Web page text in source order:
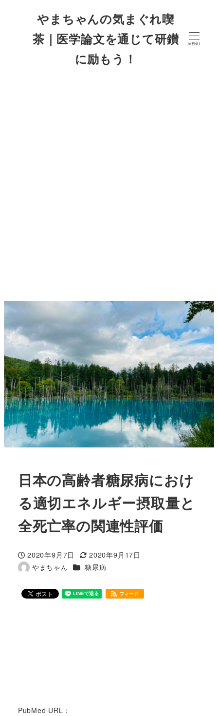
やまちゃんの気まぐれ喫
茶｜医学論文を通じて研鑚
に励もう！
MENU
日本の高齢者糖尿病におけ
る適切エネルギー摂取量と
全死亡率の関連性評価
投稿日
2020年9月7日
更新日
2020年9月17日
著
やまちゃん カテゴリー
糖尿病
フィード
PubMed URL：